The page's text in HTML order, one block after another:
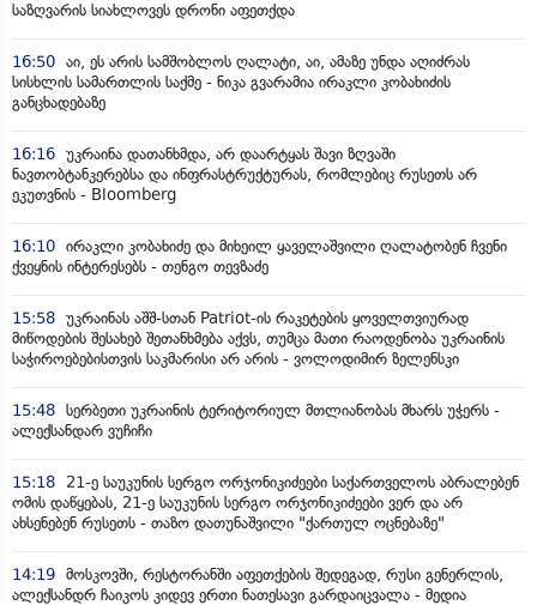
საზღვარის სიახლოვეს დრონი აფეთქდა
16:50 აი, ეს არის სამშობლოს ღალატი, აი, ამაზე უნდა აღიძრას
სისხლის სამართლის საქმე - ნიკა გვარამია ირაკლი კობახიძის
განცხადებაზე
16:16 უკრაინა დათანხმდა, არ დაარტყას შავი ზღვაში
ნავთობტანკერებსა და ინფრასტრუქტურას, რომლებიც რუსეთს არ
ეკუთვნის - Bloomberg
16:10 ირაკლი კობახიძე და მიხეილ ყაველაშვილი ღალატობენ ჩვენი
ქვეყნის ინტერესებს - თენგო თევზაძე
15:58 უკრაინას აშშ-სთან Patriot-ის რაკეტების ყოველთვიურად
მიწოდების შესახებ შეთანხმება აქვს, თუმცა მათი რაოდენობა უკრაინის
საჭიროებებისთვის საკმარისი არ არის - ვოლოდიმირ ზელენსკი
15:48 სერბეთი უკრაინის ტერიტორიულ მთლიანობას მხარს უჭერს -
ალექსანდარ ვუჩიჩი
15:18
21-ე საუკუნის სერგო ორჯონიკიძეები საქართველოს აბრალებენ
ომის დაწყებას, 21-ე საუკუნის სერგო ორჯონიკიძეები ვერ და არ
ახსენებენ რუსეთს - თაზო დათუნაშვილი "ქართულ ოცნებაზე"
14:19 მოსკოვში, რესტორანში აფეთქების შედეგად, რუსი გენერლის,
ალექსანდრ ჩაიკოს კიდევ ერთი ნათესავი გარდაიცვალა - მედია